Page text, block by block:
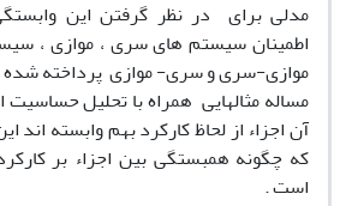
مدلی برای در نظر گرفتن این
اطمینان سیستم های سری ، موازی ،
موازی-سری و سری- موازی پرداخته شده
مساله مثالهایی همراه با تحلیل
آن اجزاء از لحاظ کارکرد بهم وابسته اند
که چگونه همبستگی بین اجزاء بر کارکرد
است .